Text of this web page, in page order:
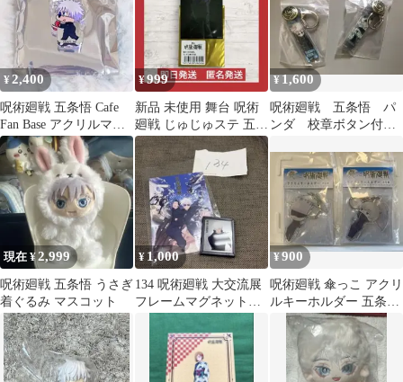
¥2,400
呪術廻戦 五条悟 Cafe
Fan Base アクリルマス
コット
¥999
新品 未使用 舞台 呪術
廻戦 じゅじゅステ 五条
悟 (三浦涼介) 写真 Ｌ判
¥1,600
呪術廻戦 五条悟 パ
ンダ 校章ボタン付き
クション
現在 ¥2,999
呪術廻戦 五条悟 うさぎ
着ぐるみ マスコット
¥ 1,000
134 呪術廻戦 大交流展
フレームマグネットミ
¥900
呪術廻戦 傘っこ アクリ
ルキーホルダー 五条悟
狗巻棘